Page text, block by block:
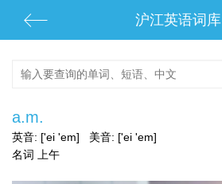
沪江英语词库
a.m.
英音: ['ei 'em] 美音: ['ei 'em]
名词 上午